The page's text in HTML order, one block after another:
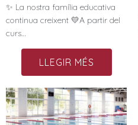
✨ La nostra família educativa
continua creixent 💛A partir del
curs…
LLEGIR MÉS